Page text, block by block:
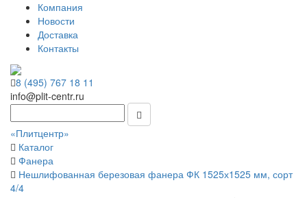
Компания
Новости
Доставка
Контакты
8 (495) 767 18 11
info@plit-centr.ru
«Плитцентр»
Каталог
Фанера
Нешлифованная березовая фанера ФК 1525х1525 мм, сорт
4/4